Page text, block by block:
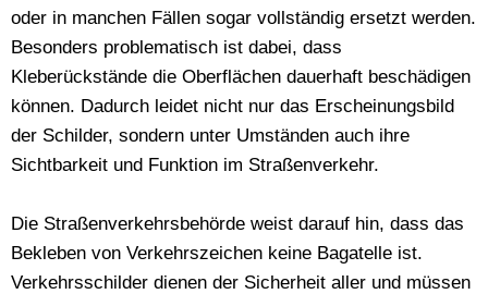
oder in manchen Fällen sogar vollständig ersetzt werden.
Besonders problematisch ist dabei, dass
Kleberückstände die Oberflächen dauerhaft beschädigen
können. Dadurch leidet nicht nur das Erscheinungsbild
der Schilder, sondern unter Umständen auch ihre
Sichtbarkeit und Funktion im Straßenverkehr.
Die Straßenverkehrsbehörde weist darauf hin, dass das
Bekleben von Verkehrszeichen keine Bagatelle ist.
Verkehrsschilder dienen der Sicherheit aller und müssen